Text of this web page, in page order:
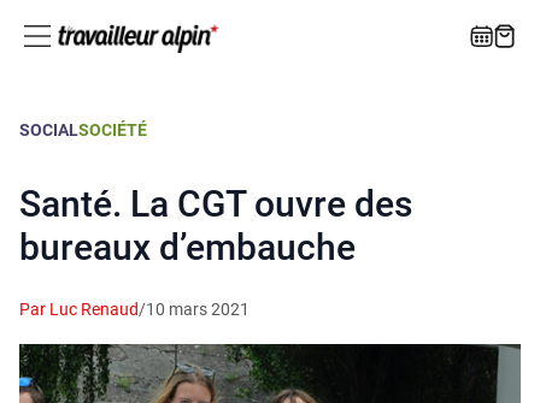
SOCIALSOCIÉTÉ
Santé. La CGT ouvre des
bureaux d’embauche
Par Luc Renaud/10 mars 2021